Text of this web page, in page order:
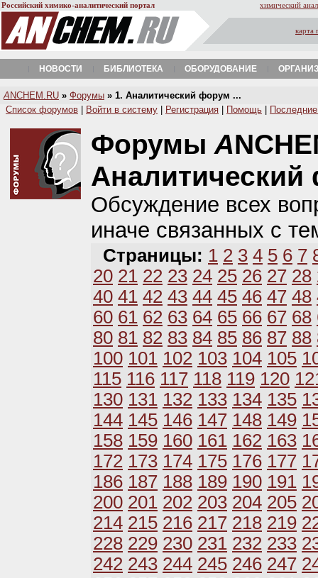
Российский химико-аналитический портал химический
карта
НОВОСТИ БИБЛИОТЕКА ОБОРУДОВАНИЕ
A NCHEM.RU » Форумы » 1. Аналитический форум ...
Список форумов
Войти в систему Регистрация Помощь
Форумы A
Обсуждение всех
иначе связанных с
Страницы: 1 2 3 4 5 6 7
20 21 22 23 24 25 26 27 28
40 41 42 43 44 45 46 47 48
60 61 62 63 64 65 66 67 68
80 81 82 83 84 85 86 87 88
100 101 102 103 104 105
115 116 117 118 119 120
130 131 132 133 134 135
144 145 146 147 148 149
158 159 160 161 162 163
172 173 174 175 176 177
186 187 188 189 190 191
200 201 202 203 204 205
214 215 216 217 218 219
228 229 230 231 232 233
242 243 244 245 246 247